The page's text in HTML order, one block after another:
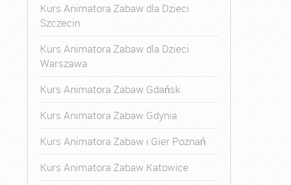
Kurs Animatora Zabaw dla Dzieci
Szczecin
Kurs Animatora Zabaw dla Dzieci
Warszawa
Kurs Animatora Zabaw Gdańsk
Kurs Animatora Zabaw Gdynia
Kurs Animatora Zabaw i Gier Poznań
Kurs Animatora Zabaw Katowice